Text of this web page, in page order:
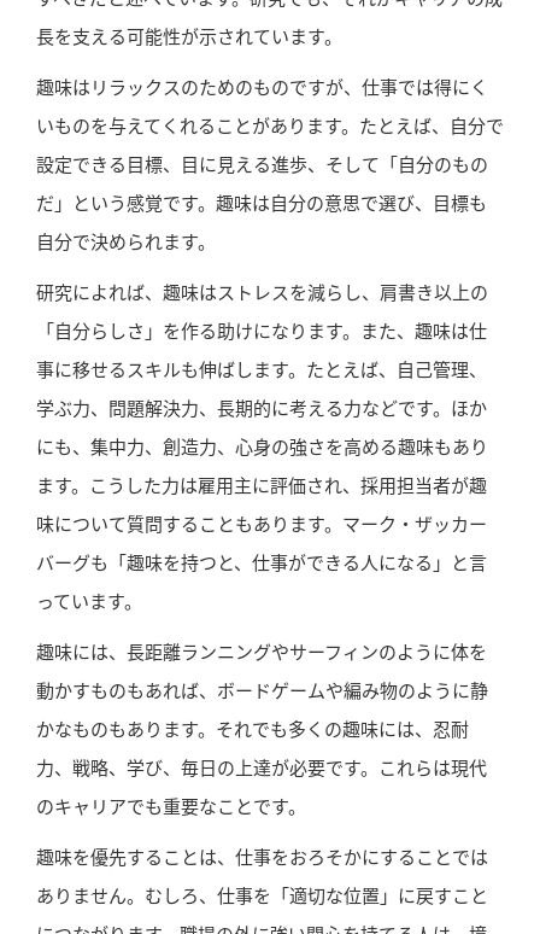
長を支える可能性が示されています。
趣味はリラックスのためのものですが、仕事では得にく
いものを与えてくれることがあります。たとえば、自分で
設定できる目標、目に見える進歩、そして「自分のもの
だ」という感覚です。趣味は自分の意思で選び、目標も
自分で決められます。
研究によれば、趣味はストレスを減らし、肩書き以上の
「自分らしさ」を作る助けになります。また、趣味は仕
事に移せるスキルも伸ばします。たとえば、自己管理、
学ぶ力、問題解決力、長期的に考える力などです。ほか
にも、集中力、創造力、心身の強さを高める趣味もあり
ます。こうした力は雇用主に評価され、採用担当者が趣
味について質問することもあります。マーク・ザッカー
バーグも「趣味を持つと、仕事ができる人になる」と言
っています。
趣味には、長距離ランニングやサーフィンのように体を
動かすものもあれば、ボードゲームや編み物のように静
かなものもあります。それでも多くの趣味には、忍耐
力、戦略、学び、毎日の上達が必要です。これらは現代
のキャリアでも重要なことです。
趣味を優先することは、仕事をおろそかにすることでは
ありません。むしろ、仕事を「適切な位置」に戻すこと